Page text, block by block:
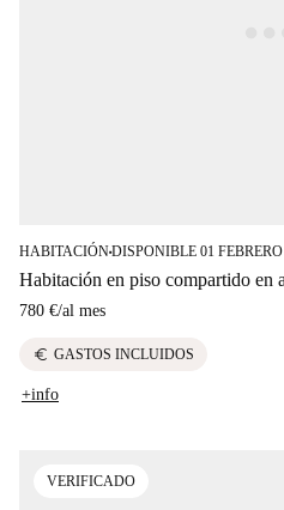
HABITACIÓN■DISPONIBLE 01
Habitación en piso compartido en
780 €/al mes
euro GASTOS INCLUIDOS
+info
VERIFICADO